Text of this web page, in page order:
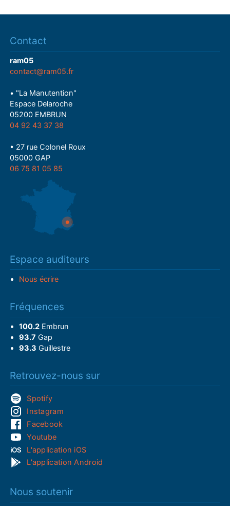
Contact
ram05
contact@ram05.fr
• "La Manutention"
Espace Delaroche
05200 EMBRUN
04 92 43 37 38
• 27 rue Colonel Roux
05000 GAP
06 75 81 05 85
Espace auditeurs
Nous écrire
Fréquences
100.2Embrun
93.7 Gap
93.3 Guillestre
Retrouvez-nous sur
Spotify
Instagram
Facebook
Youtube
L'application iOS
L'application Android
Nous soutenir